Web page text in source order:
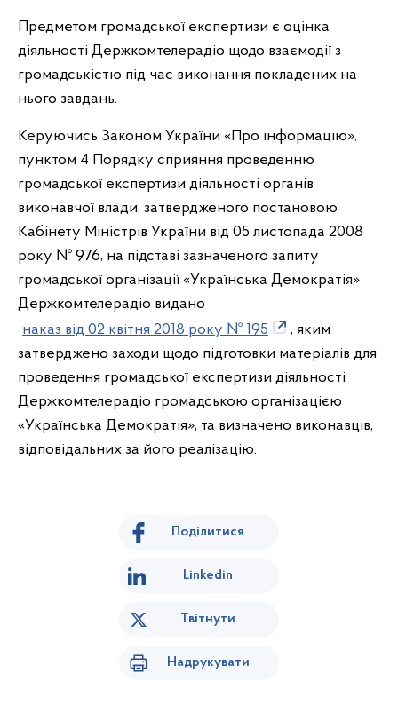
Предметом громадської експертизи є оцінка
діяльності Держкомтелерадіо щодо взаємодії з
громадськістю під час виконання покладених на
нього завдань.
Керуючись Законом України «Про інформацію»,
пунктом 4 Порядку сприяння проведенню
громадської експертизи діяльності органів
виконавчої влади, затвердженого постановою
Кабінету Міністрів України від 05 листопада 2008
року № 976, на підставі зазначеного запиту
громадської організації «Українська Демократія»
Держкомтелерадіо видано
наказ від 02 квітня 2018 року № 195
, яким
затверджено заходи щодо підготовки матеріалів для
проведення громадської експертизи діяльності
Держкомтелерадіо громадською організацією
«Українська Демократія», та визначено виконавців,
відповідальних за його реалізацію.
Поділитися
Linkedin
Твітнути
Надрукувати